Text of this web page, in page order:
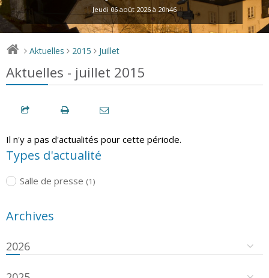
Jeudi 06 août 2026 à 20h46
> Aktuelles > 2015 > Juillet
Aktuelles - juillet 2015
Il n'y a pas d'actualités pour cette période.
Types d'actualité
Salle de presse (1)
Archives
2026